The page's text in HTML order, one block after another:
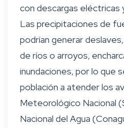
con descargas eléctricas
Las precipitaciones de
podrían generar
de ríos o arroyos,
inundaciones, por lo que
población a atender los
Meteorológico Nacional
Nacional del Agua